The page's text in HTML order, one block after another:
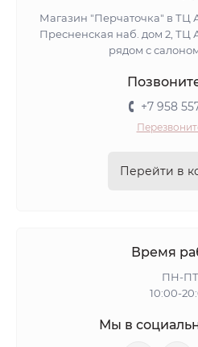
Магазин "Перчаточка" в ТЦ
Пресненская наб. дом 2, ТЦ
рядом с
+7 958
Перейти в
Время
ПН-ПТ
10:00-
Мы в